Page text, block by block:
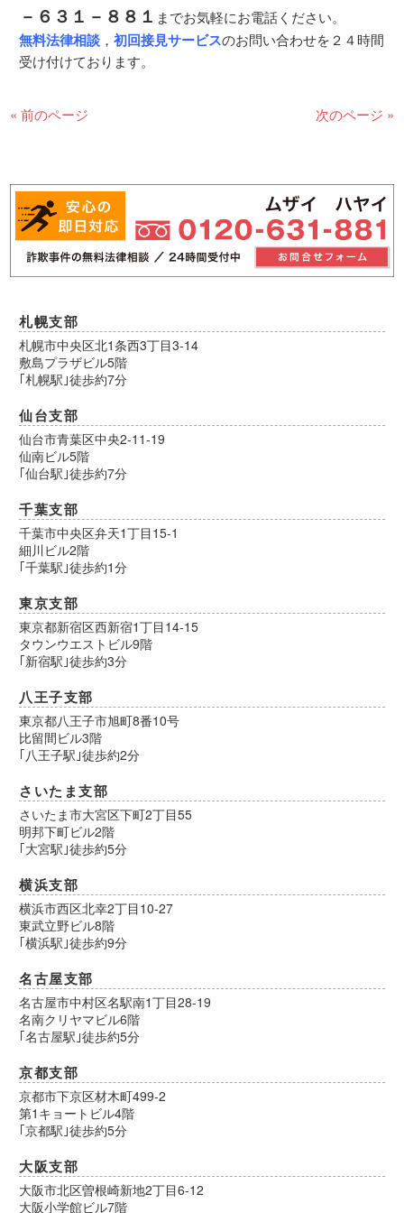
－６３１－８８１ までお気軽にお電話ください。
無料法律相談 ，初回接見サービスのお問い合わせを２４時間
受け付けております。
« 前のページ 次のページ »
札幌支部
札幌市中央区北1条西3丁目3-14
敷島プラザビル5階
｢札幌駅｣徒歩約7分
仙台支部
仙台市青葉区中央2-11-19
仙南ビル5階
｢仙台駅｣徒歩約7分
千葉支部
千葉市中央区弁天1丁目15-1
細川ビル2階
｢千葉駅｣徒歩約1分
東京支部
東京都新宿区西新宿1丁目14-15
タウンウエストビル9階
｢新宿駅｣徒歩約3分
八王子支部
東京都八王子市旭町8番10号
比留間ビル3階
｢八王子駅｣徒歩約2分
さいたま支部
さいたま市大宮区下町2丁目55
明邦下町ビル2階
｢大宮駅｣徒歩約5分
横浜支部
横浜市西区北幸2丁目10-27
東武立野ビル8階
｢横浜駅｣徒歩約9分
名古屋支部
名古屋市中村区名駅南1丁目28-19
名南クリヤマビル6階
｢名古屋駅｣徒歩約5分
京都支部
京都市下京区材木町499-2
第1キョートビル4階
｢京都駅｣徒歩約5分
大阪支部
大阪市北区曽根崎新地2丁目6-12
大阪小学館ビル7階